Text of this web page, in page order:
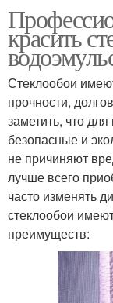
красить
Стеклообои
прочности,
заметить, что
безопасные и
не причиняют
лучше всего
часто изменять
стеклообои
преимуществ: